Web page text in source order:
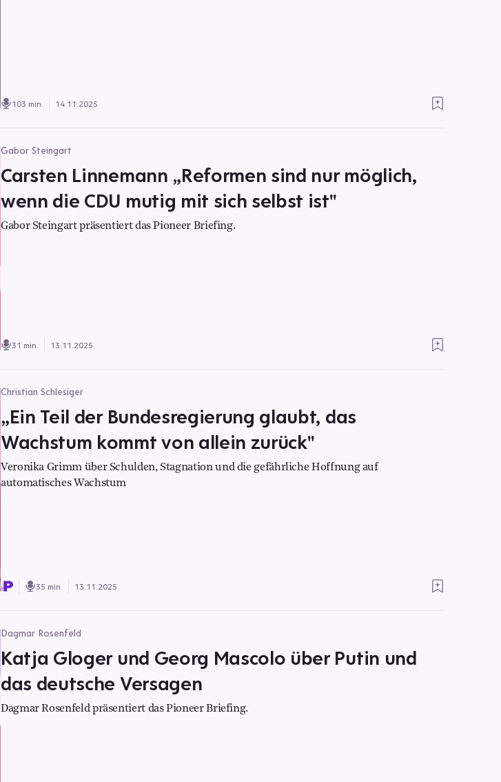
103 min. 14.11.2025
Gabor Steingart
Carsten Linnemann „Reformen sind nur möglich,
wenn die CDU mutig mit sich selbst ist"
Gabor Steingart präsentiert das Pioneer Briefing.
31 min. 13.11.2025
Christian Schlesiger
„Ein Teil der Bundesregierung glaubt, das
Wachstum kommt von allein zurück"
Veronika Grimm über Schulden, Stagnation und die gefährliche Hoffnung auf
automatisches Wachstum
35 min. 13.11.2025
Dagmar Rosenfeld
Katja Gloger und Georg Mascolo über Putin und
das deutsche Versagen
Dagmar Rosenfeld präsentiert das Pioneer Briefing.